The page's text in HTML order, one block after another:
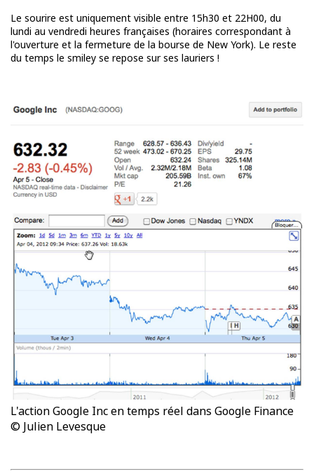
Le sourire est uniquement visible entre 15h30 et 22H00, du
lundi au vendredi heures françaises (horaires correspondant à
l'ouverture et la fermeture de la bourse de New York). Le reste
du temps le smiley se repose sur ses lauriers !
L'action Google Inc en temps réel dans Google Finance
© Julien Levesque